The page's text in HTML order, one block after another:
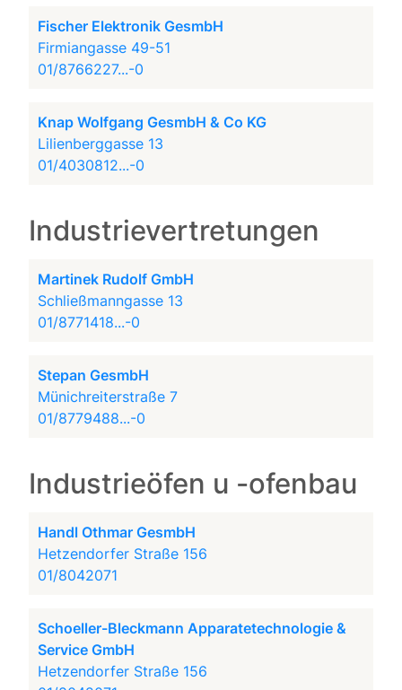
Fischer Elektronik GesmbH
Firmiangasse 49-51
01/8766227...-0
Knap Wolfgang GesmbH & Co KG
Lilienberggasse 13
01/4030812...-0
Industrievertretungen
Martinek Rudolf GmbH
Schließmanngasse 13
01/8771418...-0
Stepan GesmbH
Münichreiterstraße 7
01/8779488...-0
Industrieöfen u -ofenbau
Handl Othmar GesmbH
Hetzendorfer Straße 156
01/8042071
Schoeller-Bleckmann Apparatetechnologie &
Service GmbH
Hetzendorfer Straße 156